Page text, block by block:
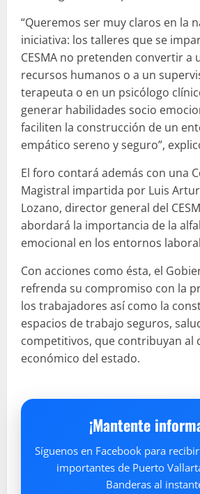
“Queremos ser muy claros en la
iniciativa: los talleres que se
CESMA no pretenden convertir a
recursos humanos o a un
terapeuta o en un psicólogo
generar habilidades socio
faciliten la construcción de un
empático sereno y seguro”,
El foro contará además con una
Magistral impartida por Luis
Lozano, director general del
abordará la importancia de la
emocional en los entornos
Con acciones como ésta, el
refrenda su compromiso con la
los trabajadores así como la
espacios de trabajo seguros,
competitivos, que contribuyan al
económico del estado.
¡Mantente
Síguenos en Facebook para
importantes de Puerto
Banderas al